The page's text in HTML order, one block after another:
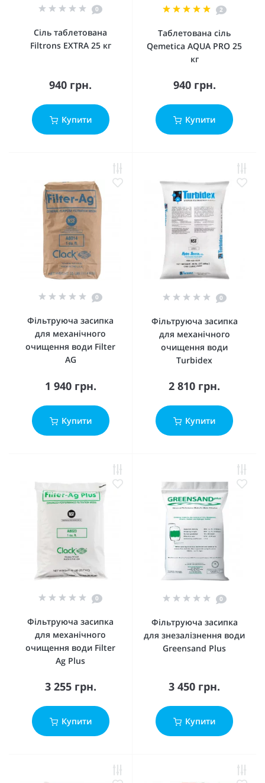
0
Сіль таблетована
Filtrons EXTRA 25 кг
940 грн.
Купити
2
Таблетована сіль
Qemetica AQUA PRO 25
кг
940 грн.
Купити
0
Фільтруюча засипка
для механічного
очищення води Filter
AG
1 940 грн.
Купити
0
Фільтруюча засипка
для механічного
очищення води
Turbidex
2 810 грн.
Купити
0
Фільтруюча засипка
для механічного
очищення води Filter
Ag Plus
3 255 грн.
Купити
0
Фільтруюча засипка
для знезалізнення води
Greensand Plus
3 450 грн.
Купити